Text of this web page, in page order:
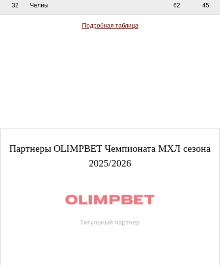
32 Челны 62 45
Подробная таблица
Партнеры OLIMPBET Чемпионата МХЛ сезона
2025/2026